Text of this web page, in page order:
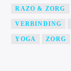
RAZO & ZORG
VERBINDING
YOGA ZORG